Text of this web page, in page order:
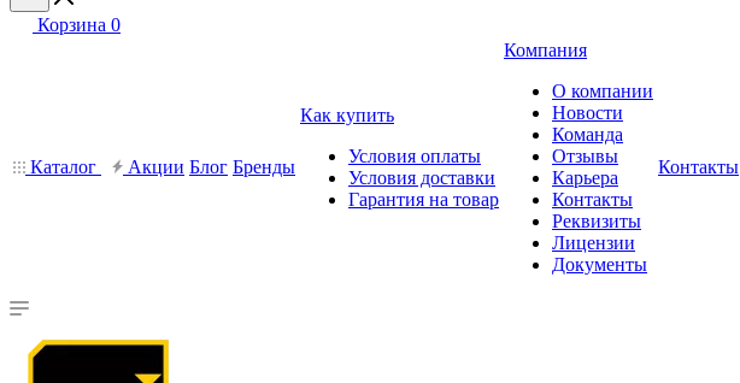
Корзина 0
Каталог Акции Блог Бренды
Как купить
Условия оплаты
Условия доставки
Гарантия на товар
Компания
О компании
Новости
Команда
Отзывы
Карьера
Контакты
Реквизиты
Лицензии
Документы
Контакты